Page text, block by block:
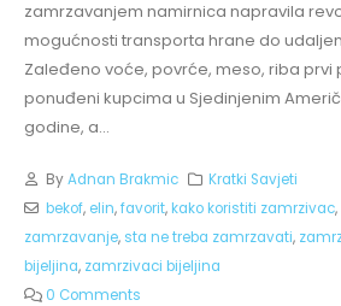
zamrzavanjem namirnica napravila
mogućnosti transporta hrane do
Zaleđeno voće, povrće, meso, riba prvi
ponuđeni kupcima u Sjedinjenim
godine, a...
ByAdnan Brakmic
Kratki Savjeti
bekof, elin,favorit,kako koristiti zamrzivac,
zamrzavanje, sta ne treba zamrzavati,
bijeljina, zamrzivaci bijeljina
0 Comments